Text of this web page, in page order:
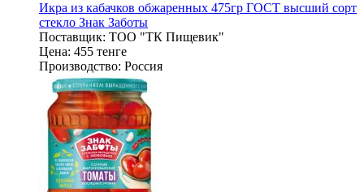
Икра из кабачков обжаренных 475гр ГОСТ высший сорт
стекло Знак Заботы
Поставщик: ТОО "ТК Пищевик"
Цена: 455 тенге
Производство: Россия